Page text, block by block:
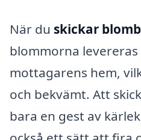
När du skickar
blommorna
mottagarens hem,
och bekvämt. Att
bara en gest av